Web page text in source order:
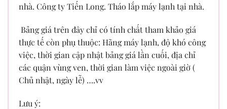
nhà. Công ty Tiến Long. Tháo lắp máy lạnh tại nhà.
Bảng giá trên đây chỉ có tính chất tham khảo giá
thực tế còn phụ thuộc: Hãng máy lạnh, độ khó công
việc, thời gian cập nhật bảng giá lần cuối, địa chỉ
các quận vùng ven, thời gian làm việc ngoài giờ (
Chủ nhật, ngày lễ) ….vv
Lưu ý: